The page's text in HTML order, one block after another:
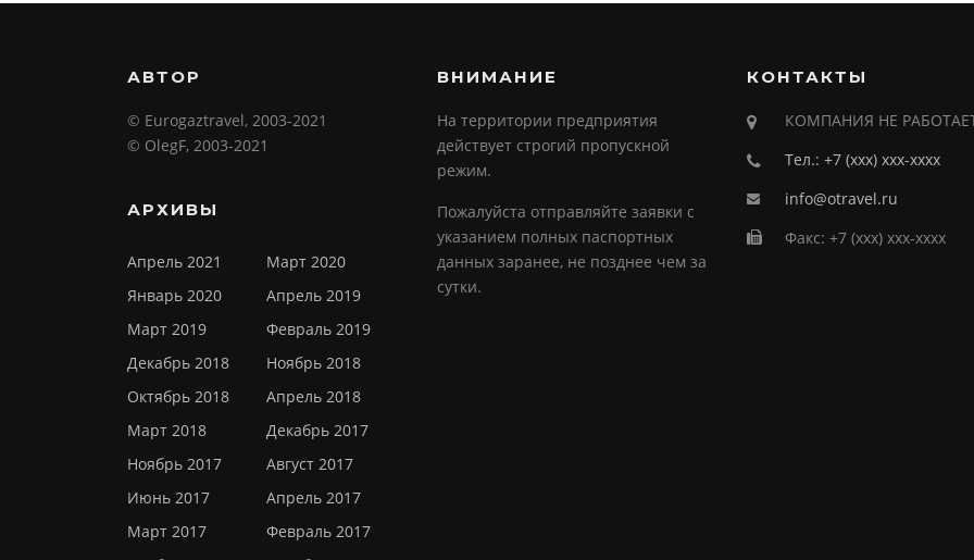
АВТОР
© Eurogaztravel, 2003-2021
© OlegF, 2003-2021
АРХИВЫ
Апрель 2021
Март 2020
Январь 2020
Апрель 2019
Март 2019
Февраль 2019
Декабрь 2018
Ноябрь 2018
Октябрь 2018
Апрель 2018
Март 2018
Декабрь 2017
Ноябрь 2017
Август 2017
Июнь 2017
Апрель 2017
Март 2017
Февраль 2017
ВНИМАНИЕ
На территории предприятия
действует строгий пропускной
режим.
Пожалуйста отправляйте заявки с
указанием полных паспортных
данных заранее, не позднее чем за
сутки.
КОНТАКТЫ
КОМПАНИЯ НЕ
Тел.: +7 (ххх) ххх-хххх
info@otravel.ru
Факс: +7 (ххх) ххх-хххх